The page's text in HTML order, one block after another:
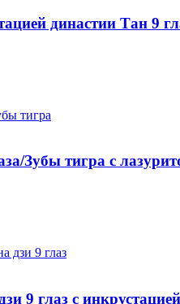
династии Тан 9
Зубы тигра с
9 глаз с инкрустацией